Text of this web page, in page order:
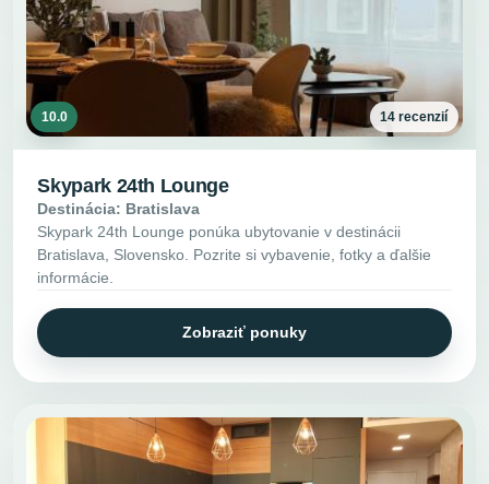
10.0 14 recenzií
Skypark 24th Lounge
Destinácia: Bratislava
Skypark 24th Lounge ponúka ubytovanie v destinácii
Bratislava, Slovensko. Pozrite si vybavenie, fotky a ďalšie
informácie.
Zobraziť ponuky